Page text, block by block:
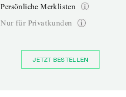
Persönliche Merklisten
Nur für Privatkunden
JETZT BESTELLEN